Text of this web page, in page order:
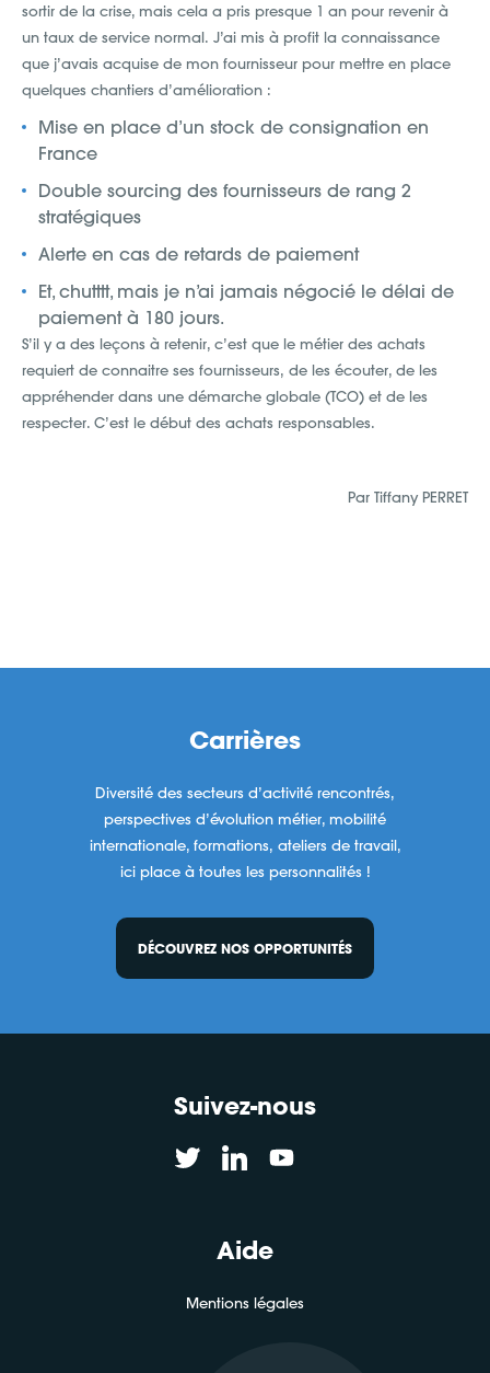
sortir de la crise, mais cela a pris presque 1 an pour revenir à
un taux de service normal. J’ai mis à profit la connaissance
que j’avais acquise de mon fournisseur pour mettre en place
quelques chantiers d’amélioration :
Mise en place d’un stock de consignation en
France
Double sourcing des fournisseurs de rang 2
stratégiques
Alerte en cas de retards de paiement
Et, chutttt, mais je n’ai jamais négocié le délai de
paiement à 180 jours.
S’il y a des leçons à retenir, c’est que le métier des achats
requiert de connaitre ses fournisseurs, de les écouter, de les
appréhender dans une démarche globale (TCO) et de les
respecter. C’est le début des achats responsables.
Par Tiffany PERRET
Carrières
Diversité des secteurs d’activité rencontrés,
perspectives d’évolution métier, mobilité
internationale, formations, ateliers de travail,
ici place à toutes les personnalités !
DÉCOUVREZ NOS OPPORTUNITÉS
Suivez-nous
Aide
Mentions légales